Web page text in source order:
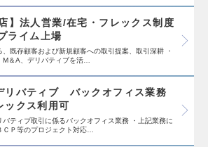
】法人営業/在宅・フレックス制度
ライム上場
、既存顧客および新規顧客への取引提案、取引深耕 ・
＆A、デリバティブを活…
リバティブ バックオフィス業務
クス利用可
バティブ取引に係るバックオフィス業務 ・上記業務に
Ｐ等のプロジェクト対応…